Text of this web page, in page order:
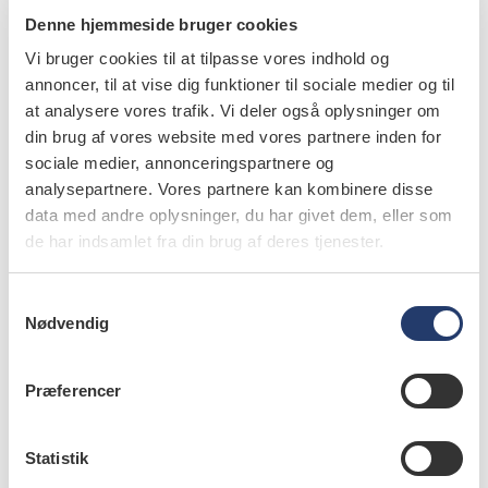
Denne hjemmeside bruger cookies
Vi bruger cookies til at tilpasse vores indhold og
annoncer, til at vise dig funktioner til sociale medier og til
at analysere vores trafik. Vi deler også oplysninger om
din brug af vores website med vores partnere inden for
sociale medier, annonceringspartnere og
analysepartnere. Vores partnere kan kombinere disse
data med andre oplysninger, du har givet dem, eller som
de har indsamlet fra din brug af deres tjenester.
Nødvendig
Præferencer
Statistik
11.7.2018
Formålet med denne artikel er at belyse patogenese,
prævalens og ætiologi for ortodontisk induceret
inflammatorisk rodresorption (OIIRR). Artiklen er
baseret…
videnskab
14.3.2017
samspil mellem spytsekretionen og fødeindtagelsen.